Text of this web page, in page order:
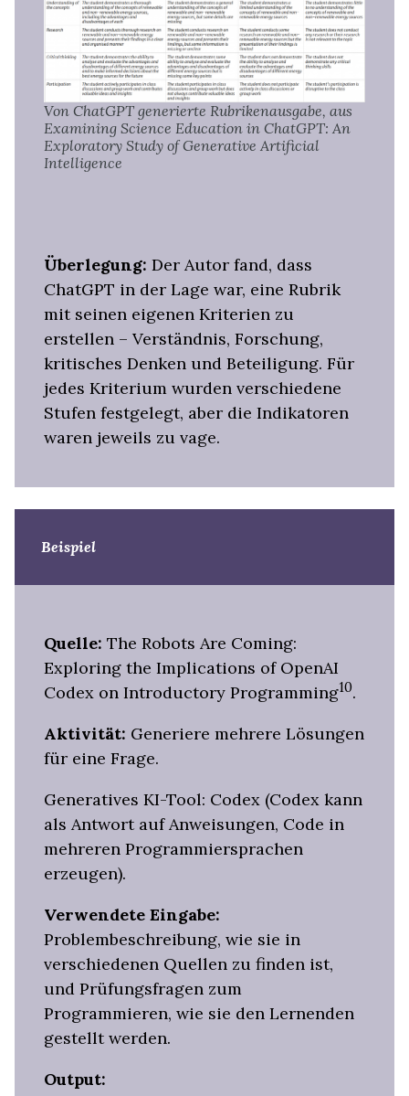
Von ChatGPT generierte Rubrikenausgabe, aus
Examining Science Education in ChatGPT: An
Exploratory Study of Generative Artificial
Intelligence
Überlegung: Der Autor fand, dass
ChatGPT in der Lage war, eine Rubrik
mit seinen eigenen Kriterien zu
erstellen – Verständnis, Forschung,
kritisches Denken und Beteiligung. Für
jedes Kriterium wurden verschiedene
Stufen festgelegt, aber die Indikatoren
waren jeweils zu vage.
Beispiel
Quelle: The Robots Are Coming:
Exploring the Implications of OpenAI
Codex on Introductory Programming10.
Aktivität: Generiere mehrere Lösungen
für eine Frage.
Generatives KI-Tool: Codex (Codex kann
als Antwort auf Anweisungen, Code in
mehreren Programmiersprachen
erzeugen).
Verwendete Eingabe:
Problembeschreibung, wie sie in
verschiedenen Quellen zu finden ist,
und Prüfungsfragen zum
Programmieren, wie sie den Lernenden
gestellt werden.
Output: